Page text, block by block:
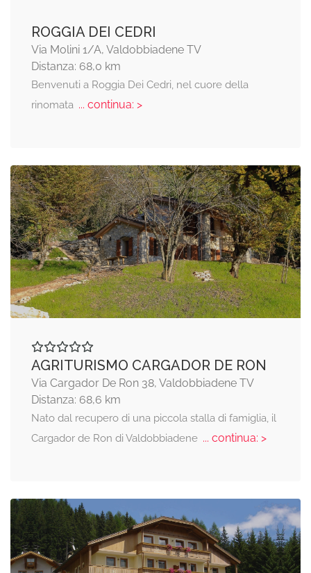
ROGGIA DEI CEDRI
Via Molini 1/A, Valdobbiadene TV
Distanza: 68,0 km
Benvenuti a Roggia Dei Cedri, nel cuore della
rinomata... continua: >
AGRITURISMO CARGADOR DE RON
Via Cargador De Ron 38, Valdobbiadene TV
Distanza: 68,6 km
Nato dal recupero di una piccola stalla di famiglia, il
Cargador de Ron di Valdobbiadene... continua: >